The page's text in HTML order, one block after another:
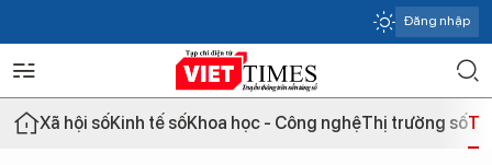
Đăng nhập
Xã hội sốKinh tế sốKhoa học - Công nghệThị trường số